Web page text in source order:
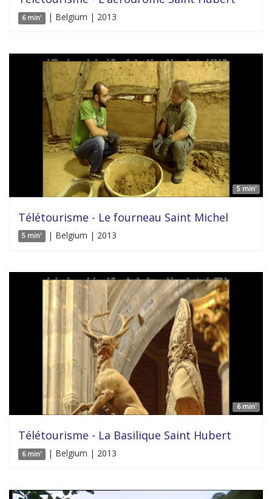
6 min' | Belgium | 2013
5 min'
Télétourisme - Le fourneau Saint Michel
5 min' | Belgium | 2013
6 min'
Télétourisme - La Basilique Saint Hubert
6 min' | Belgium | 2013